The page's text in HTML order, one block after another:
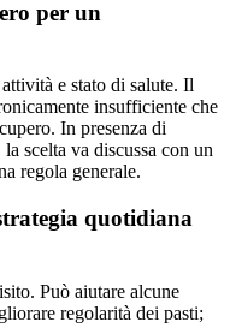
per un
e stato di salute. Il
insufficiente che
In presenza di
scelta va discussa con un
regola generale.
quotidiana
Può aiutare alcune
regolarità dei pasti;